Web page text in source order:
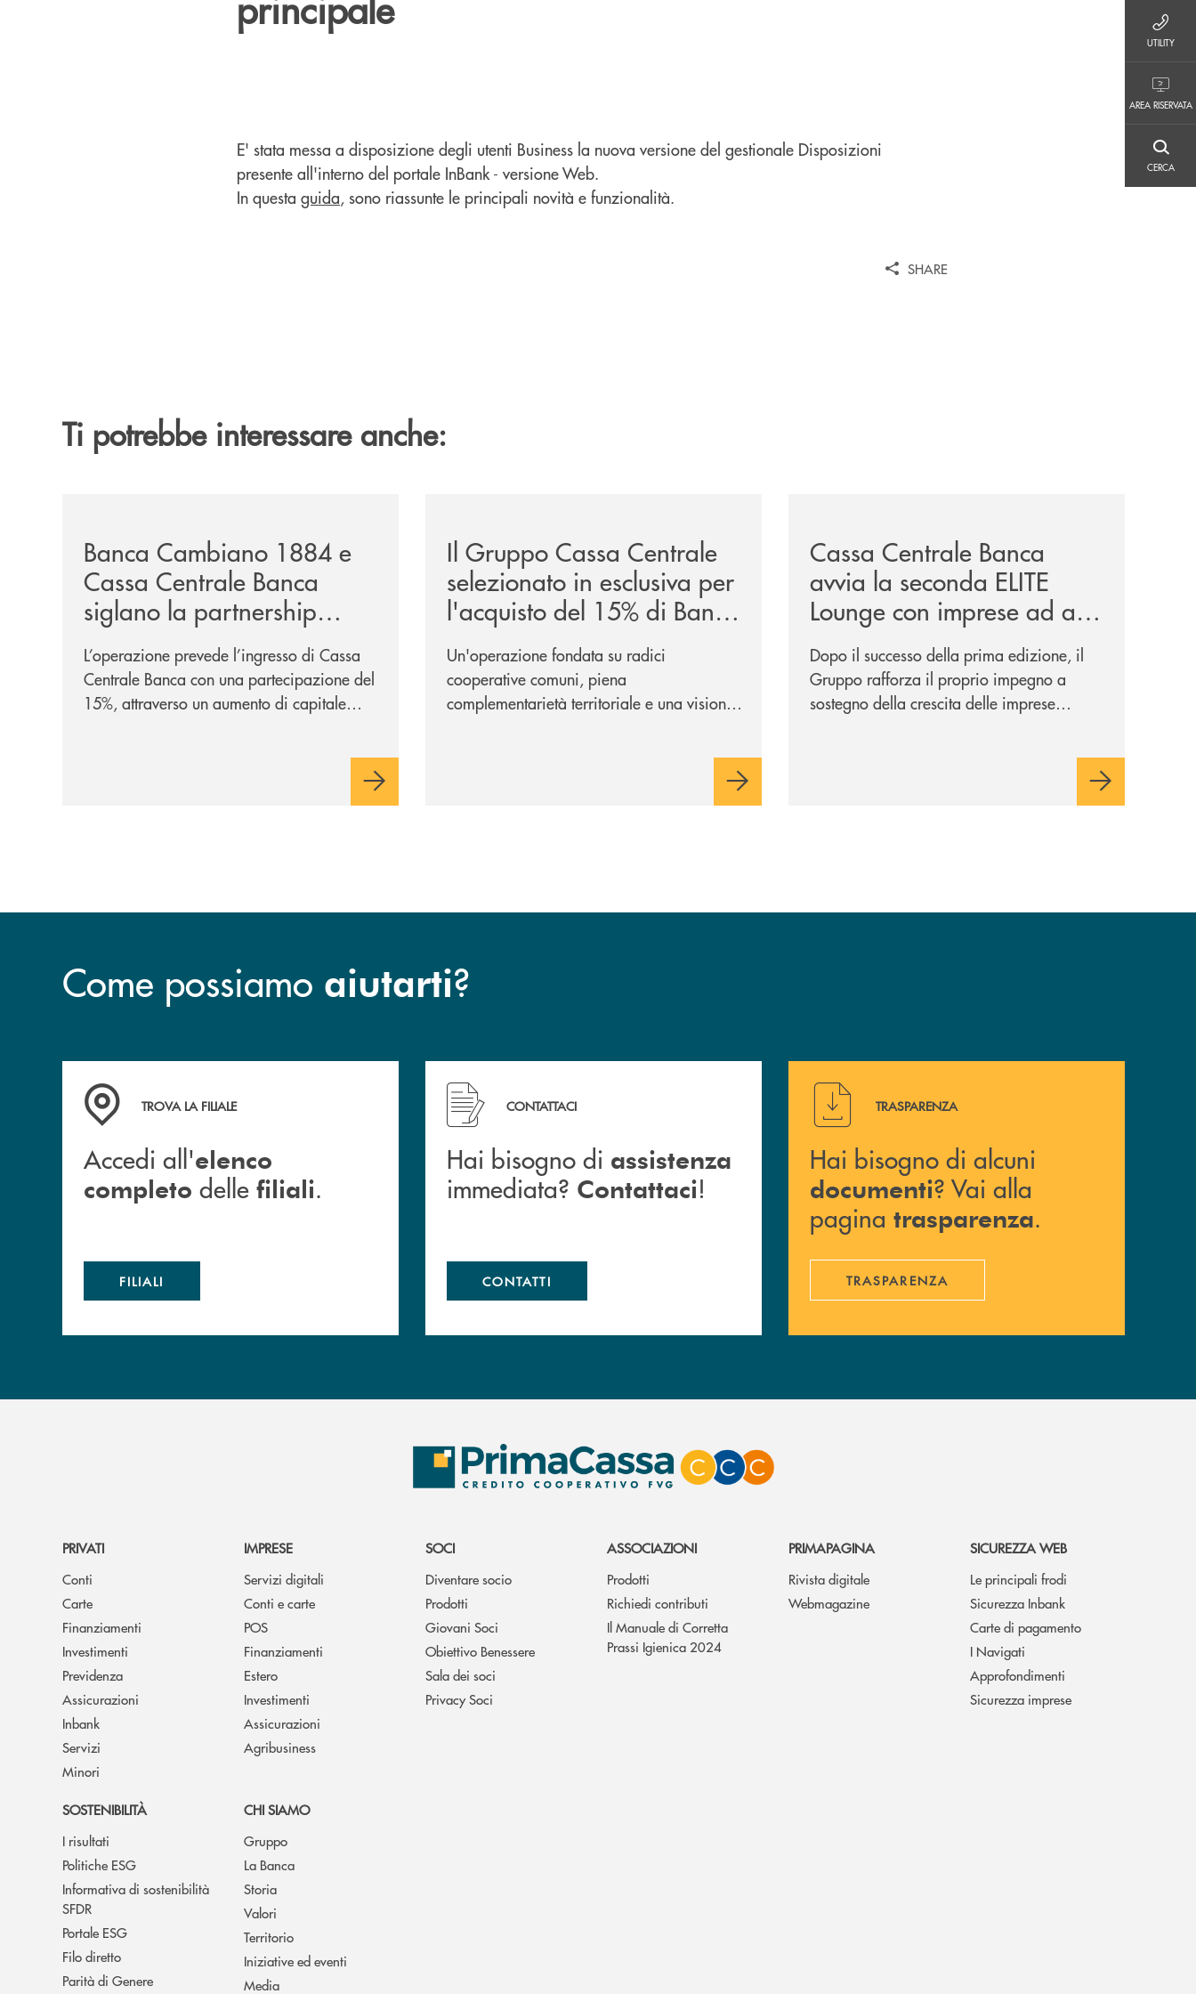
UTILITY
AREA RISERVATA
CERCA
E' stata messa a disposizione degli utenti Business la nuova versione del gestionale Disposizioni
presente all'interno del portale InBank - versione Web.
In questa guida, sono riassunte le principali novità e funzionalità.
SHARE
Ti potrebbe interessare anche:
Banca Cambiano 1884 e
Cassa Centrale Banca
siglano la partnership
strategica
L’operazione prevede l’ingresso di Cassa
Centrale Banca con una partecipazione del
15%, attraverso un aumento di capitale
sulla condivisione di valori comuni e sulla
prossimità ai territori, per ampliare l’offerta
Il Gruppo Cassa Centrale
selezionato in esclusiva per
l'acquisto del 15% di Banca
Cambiano 1884
Un'operazione fondata su radici
cooperative comuni, piena
complementarietà territoriale e una visione
Cassa Centrale Banca
avvia la seconda ELITE
Lounge con imprese ad alto
potenziale
Dopo il successo della prima edizione, il
Gruppo rafforza il proprio impegno a
sostegno della crescita delle imprese
Come possiamo aiutarti?
Accedi all' elenco completo delle filiali .
TROVA LA FILIALE
Accedi all'elenco
completo delle filiali.
FILIALI
Hai bisogno di assistenza immediata? Contattaci !
CONTATTACI
Hai bisogno di assistenza
immediata? Contattaci!
CONTATTI
Hai bisogno di alcuni documenti ? Vai alla pagina
TRASPARENZA
Hai bisogno di alcuni
documenti? Vai alla
pagina trasparenza.
TRASPARENZA
PRIVATI
Conti
Carte
Finanziamenti
Investimenti
Previdenza
Assicurazioni
Inbank
Servizi
Minori
IMPRESE
Servizi digitali
Conti e carte
POS
Finanziamenti
Estero
Investimenti
Assicurazioni
Agribusiness
SOCI
Diventare socio
Prodotti
Giovani Soci
Obiettivo Benessere
Sala dei soci
Privacy Soci
ASSOCIAZIONI
Prodotti
Richiedi contributi
Il Manuale di Corretta
Prassi Igienica 2024
PRIMAPAGINA
Rivista digitale
Webmagazine
SICUREZZA WEB
Le principali frodi
Sicurezza Inbank
Carte di pagamento
I Navigati
Approfondimenti
Sicurezza imprese
SOSTENIBILITÀ
I risultati
Politiche ESG
Informativa di sostenibilità
SFDR
Portale ESG
Filo diretto
Parità di Genere
CHI SIAMO
Gruppo
La Banca
Storia
Valori
Territorio
Iniziative ed eventi
Media